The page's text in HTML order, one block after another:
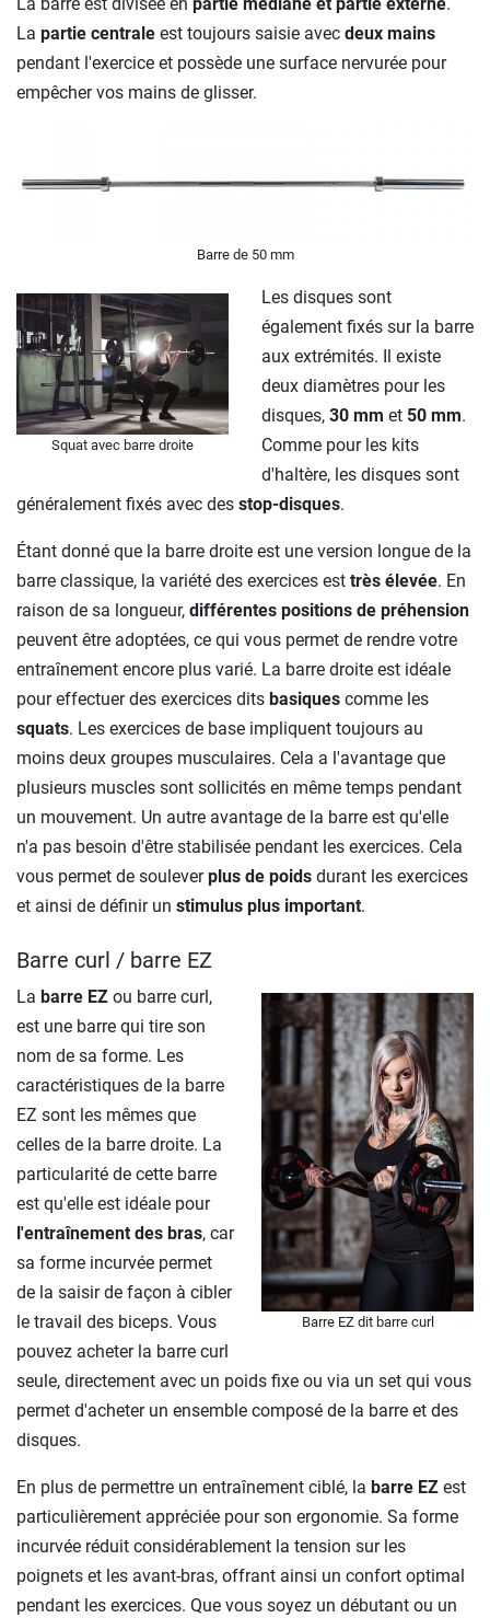
La partie centrale est toujours saisie avec deux mains
pendant l'exercice et possède une surface nervurée pour
empêcher vos mains de glisser.
Barre de 50 mm
Squat avec barre droite
Les disques sont
également fixés sur la barre
aux extrémités. Il existe
deux diamètres pour les
disques, 30 mm et 50 mm.
Comme pour les kits
d'haltère, les disques sont
généralement fixés avec des stop-disques.
Étant donné que la barre droite est une version longue de la
barre classique, la variété des exercices est très élevée. En
raison de sa longueur, différentes positions de préhension
peuvent être adoptées, ce qui vous permet de rendre votre
entraînement encore plus varié. La barre droite est idéale
pour effectuer des exercices dits basiques comme les
squats. Les exercices de base impliquent toujours au
moins deux groupes musculaires. Cela a l'avantage que
plusieurs muscles sont sollicités en même temps pendant
un mouvement. Un autre avantage de la barre est qu'elle
n'a pas besoin d'être stabilisée pendant les exercices. Cela
vous permet de souleverplus de poids durant les exercices
et ainsi de définir un stimulus plus important.
Barre curl / barre EZ
Barre EZ dit barre curl
La barre EZ ou barre curl,
est une barre qui tire son
nom de sa forme. Les
caractéristiques de la barre
EZ sont les mêmes que
celles de la barre droite. La
particularité de cette barre
est qu'elle est idéale pour
l'entraînement des bras, car
sa forme incurvée permet
de la saisir de façon à cibler
le travail des biceps. Vous
pouvez acheter la barre curl
seule, directement avec un poids fixe ou via un set qui vous
permet d'acheter un ensemble composé de la barre et des
disques.
En plus de permettre un entraînement ciblé, la barre EZ est
particulièrement appréciée pour son ergonomie. Sa forme
incurvée réduit considérablement la tension sur les
poignets et les avant-bras, offrant ainsi un confort optimal
pendant les exercices. Que vous soyez un débutant ou un